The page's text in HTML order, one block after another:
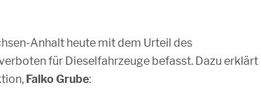
Anhalt heute mit dem Urteil des
für Dieselfahrzeuge befasst. Dazu erklärt
Falko Grube: